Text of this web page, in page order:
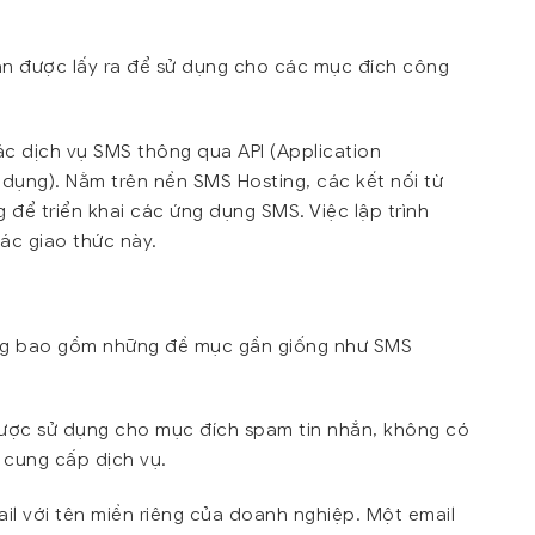
được lấy ra để sử dụng cho các mục đích công
vụ SMS thông qua API (Application
Nằm trên nền SMS Hosting, các kết nối từ
để triển khai các ứng dụng SMS. Việc lập trình
giao thức này.
bao gồm những đề mục gần giống như SMS
sử dụng cho mục đích spam tin nhắn, không có
cấp dịch vụ.
với tên miền riêng của doanh nghiệp. Một email